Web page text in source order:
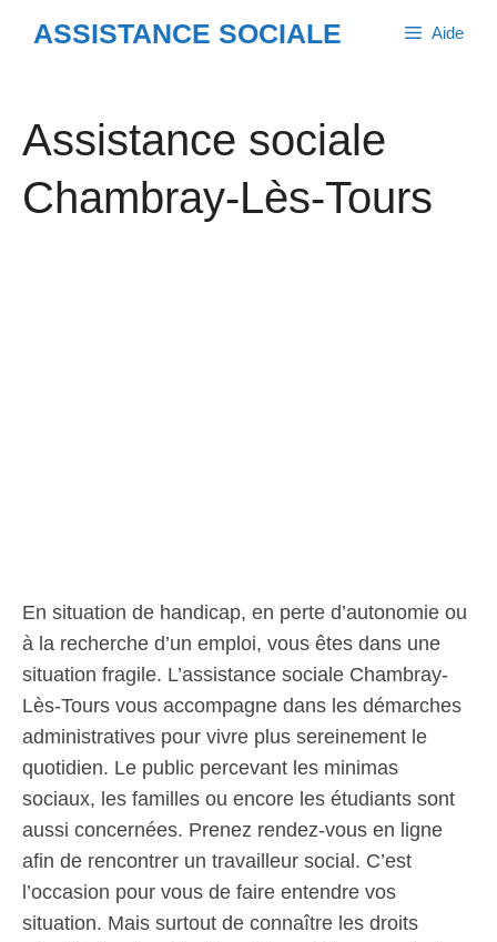
ASSISTANCE SOCIALE Aide
Assistance sociale
Chambray-Lès-Tours
En situation de handicap, en perte d’autonomie ou
à la recherche d’un emploi, vous êtes dans une
situation fragile. L’assistance sociale Chambray-
Lès-Tours vous accompagne dans les démarches
administratives pour vivre plus sereinement le
quotidien. Le public percevant les minimas
sociaux, les familles ou encore les étudiants sont
aussi concernées. Prenez rendez-vous en ligne
afin de rencontrer un travailleur social. C’est
l’occasion pour vous de faire entendre vos
situation. Mais surtout de connaître les droits